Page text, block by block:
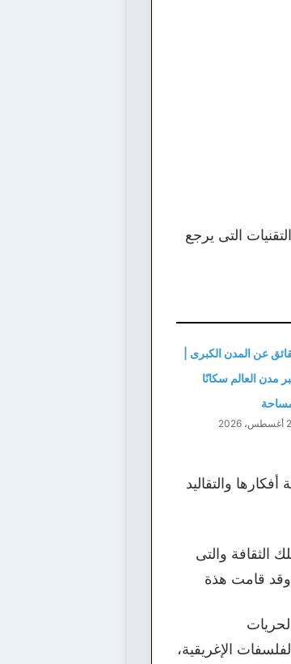
التى يرجع
عن المدن الكبرى |
مدن العالم سكانًا
2 أغسطس، 2026
والتقاليد
الثقافة والتى
وقد قامت هذة
الإغريقية،